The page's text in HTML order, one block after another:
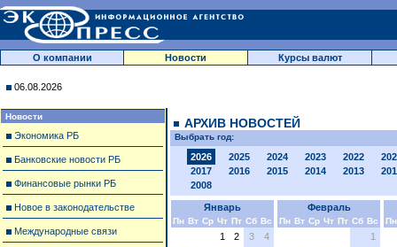
О компании Новости Курсы валют
06.08.2026
Новости
Экономика РБ
Банковские новости РБ
Финансовые рынки РБ
Новое в законодательстве
Международные связи
АРХИВ НОВОСТЕЙ
Выбрать год:
2026 2025 2024 2023 2022
2017
2016 2015 2014 2013
2008
Январь
Пн Вт Ср Чт Пт Сб Вс
1 2 3
4
Февраль
Пн Вт Ср Чт Пт Сб Вс
1
Пн